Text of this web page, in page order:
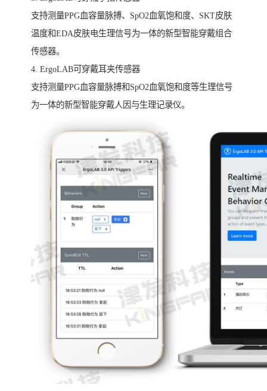
支持测量PPG血容量脉搏、SpO2血氧饱和度、SKT皮肤
温度和EDA皮肤电生理信号为一体的新型智能穿戴组合
传感器。
4. ErgoLAB可穿戴耳夹传感器
支持测量PPG血容量脉搏和SpO2血氧饱和度等生理信号
为一体的新型智能穿戴人因与生理记录仪。